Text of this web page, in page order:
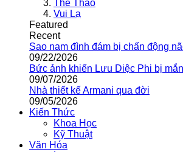
Thể Thao
Vui Lạ
Featured
Recent
Sao nam đình đám bị chấn động
09/22/2026
Bức ảnh khiến Lưu Diệc Phi bị
09/07/2026
Nhà thiết kế Armani qua đời
09/05/2026
Kiến Thức
Khoa Học
Kỹ Thuật
Văn Hóa